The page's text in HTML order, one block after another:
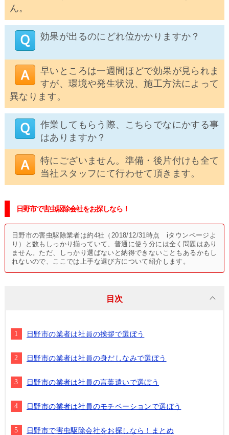
ん。
効果が出るのにどれ位かかりますか？
早いところは一週間ほどで効果が見られま
すが、環境や発生状況、施工方法によって
異なります。
作業してもらう際、こちらでなにかする事
はありますか？
特にございません。準備・後片付けも全て
当社スタッフにて行わせて頂きます。
日野市で害虫駆除会社をお探しなら！
日野市の害虫駆除業者は約4社（2018/12/31時点 iタウンページよ
り）と数もしっかり揃っていて、普通に使う分には全く問題はあり
ません。ただ、しっかり選ばないと納得できないこともあるかもし
れないので、ここでは上手な選び方について紹介します。
目次
日野市の業者は社員の挨拶で選ぼう
日野市の業者は社員の身だしなみで選ぼう
日野市の業者は社員の言葉遣いで選ぼう
日野市の業者は社員のモチベーションで選ぼう
日野市で害虫駆除会社をお探しなら！まとめ